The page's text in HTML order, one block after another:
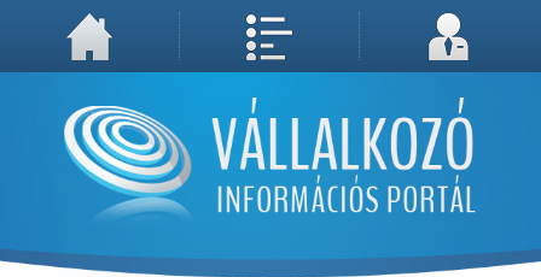
A weboldal használatával Ön elfogadja, hogy Cookie-kat (sütiket) tároljunk számítógépén. A sütik a weboldal megfelelő működéséhez
Megértettem, folytatás...